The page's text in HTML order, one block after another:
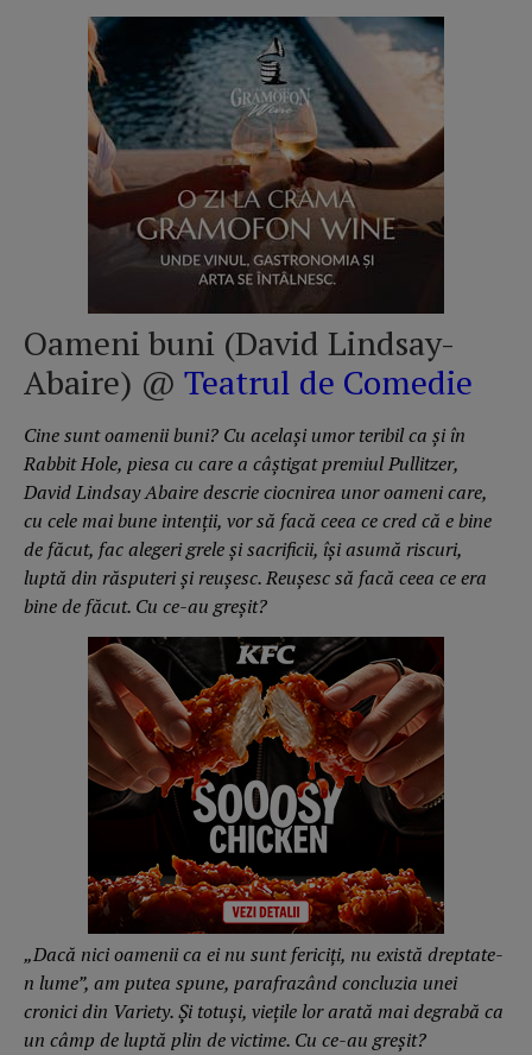
Oameni buni (David Lindsay-
Abaire) @ Teatrul de Comedie
Cine sunt oamenii buni? Cu același umor teribil ca și în
Rabbit Hole, piesa cu care a câștigat premiul Pullitzer,
David Lindsay Abaire descrie ciocnirea unor oameni care,
cu cele mai bune intenții, vor să facă ceea ce cred că e bine
de făcut, fac alegeri grele și sacrificii, își asumă riscuri,
luptă din răsputeri și reușesc. Reușesc să facă ceea ce era
bine de făcut. Cu ce-au greșit?
„Dacă nici oamenii ca ei nu sunt fericiți, nu există dreptate-
n lume”, am putea spune, parafrazând concluzia unei
cronici din Variety. Și totuși, viețile lor arată mai degrabă ca
un câmp de luptă plin de victime. Cu ce-au greșit?